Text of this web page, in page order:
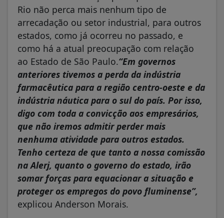
Rio não perca mais nenhum tipo de
arrecadação ou setor industrial, para outros
estados, como já ocorreu no passado, e
como há a atual preocupação com relação
ao Estado de São Paulo.“Em governos
anteriores tivemos a perda da indústria
farmacêutica para a região centro-oeste e da
indústria náutica para o sul do país. Por isso,
digo com toda a convicção aos empresários,
que não iremos admitir perder mais
nenhuma atividade para outros estados.
Tenho certeza de que tanto a nossa comissão
na Alerj, quanto o governo do estado, irão
somar forças para equacionar a situação e
proteger os empregos do povo fluminense”,
explicou Anderson Morais.